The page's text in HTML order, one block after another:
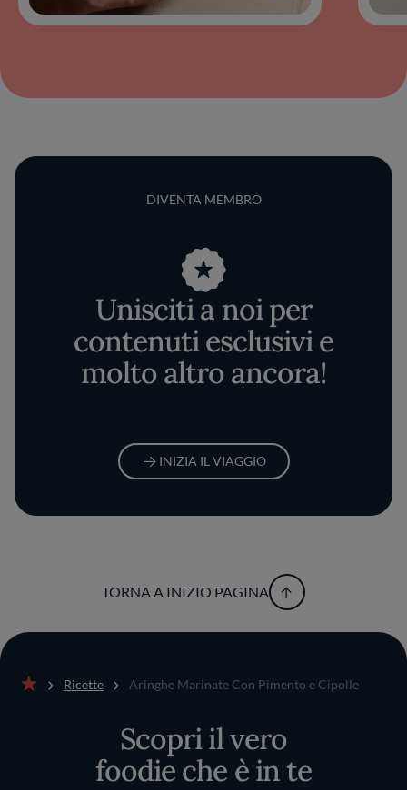
DIVENTA MEMBRO
Unisciti a noi per
contenuti esclusivi e
molto altro ancora!
INIZIA IL VIAGGIO
TORNA A INIZIO PAGINA
Ricette Aringhe Marinate Con Pimento e Cipolle
Scopri il vero
foodie che è in te